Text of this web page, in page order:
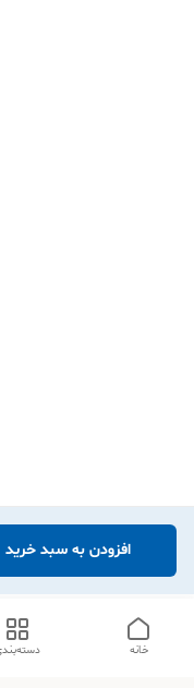
افزودن به سبد خرید
خانه